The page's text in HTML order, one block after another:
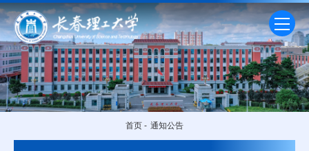
首页 - 通知公告